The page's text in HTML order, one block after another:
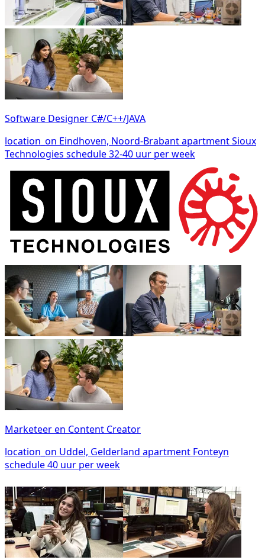
Software Designer C#/C++/JAVA
location_on Eindhoven, Noord-BrabantapartmentSioux
Technologies schedule32-40 uur per week
Marketeer en Content Creator
location_on Uddel, Gelderland apartment Fonteyn
schedule40 uur per week